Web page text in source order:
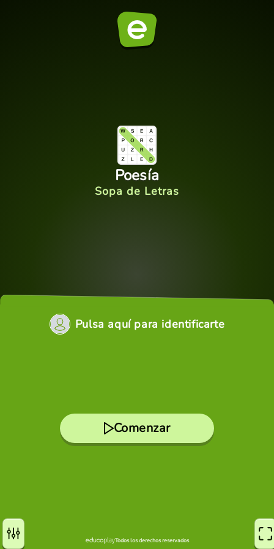
Poesía
Sopa de Letras
Pulsa aquí para identificarte
Comenzar
Todos los derechos reservados